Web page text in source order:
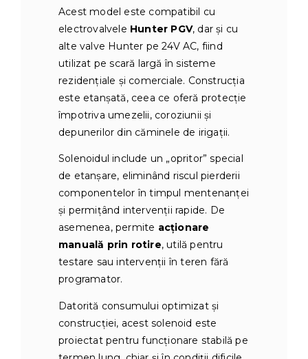
Acest model este compatibil cu
electrovalvele Hunter PGV, dar și cu
alte valve Hunter pe 24V AC, fiind
utilizat pe scară largă în sisteme
rezidențiale și comerciale. Construcția
este etanșată, ceea ce oferă protecție
împotriva umezelii, coroziunii și
depunerilor din căminele de irigații.
Solenoidul include un „opritor” special
de etanșare, eliminând riscul pierderii
componentelor în timpul mentenanței
și permițând intervenții rapide. De
asemenea, permite acționare
manuală prin rotire, utilă pentru
testare sau intervenții în teren fără
programator.
Datorită consumului optimizat și
construcției, acest solenoid este
proiectat pentru funcționare stabilă pe